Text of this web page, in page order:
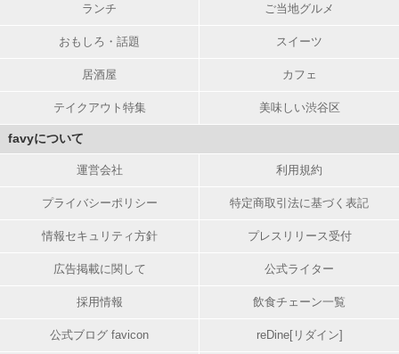
ランチ ご当地グルメ
おもしろ・話題 スイーツ
居酒屋 カフェ
テイクアウト特集 美味しい渋谷区
favyについて
運営会社 利用規約
プライバシーポリシー 特定商取引法に基づく表記
情報セキュリティ方針 プレスリリース受付
広告掲載に関して 公式ライター
採用情報 飲食チェーン一覧
公式ブログ favicon reDine[リダイン]